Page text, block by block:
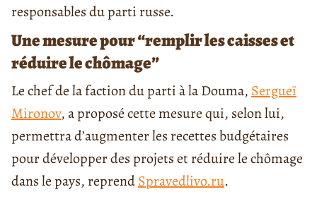
responsables du parti russe.
Une mesure pour “remplir les caisses et
réduire le chômage”
Le chef de la faction du parti à la Douma, Sergueï
Mironov, a proposé cette mesure qui, selon lui,
permettra d’augmenter les recettes budgétaires
pour développer des projets et réduire le chômage
dans le pays, reprendSpravedlivo.ru.